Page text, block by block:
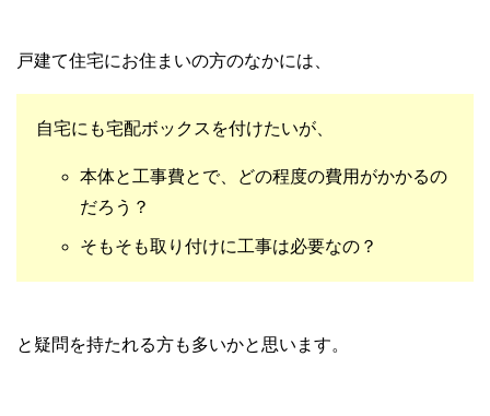
戸建て住宅にお住まいの方のなかには、
自宅にも宅配ボックスを付けたいが、
本体と工事費とで、どの程度の費用がかかるの
だろう？
そもそも取り付けに工事は必要なの？
と疑問を持たれる方も多いかと思います。